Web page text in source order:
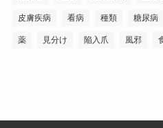
皮膚疾病 看病 種類 糖尿病
薬 見分け 陥入爪 風邪